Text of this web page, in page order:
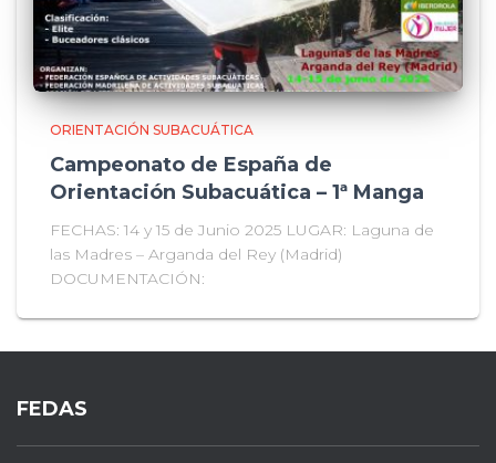
ORIENTACIÓN SUBACUÁTICA
Campeonato de España de
Orientación Subacuática – 1ª Manga
FECHAS: 14 y 15 de Junio 2025 LUGAR: Laguna de
las Madres – Arganda del Rey (Madrid)
DOCUMENTACIÓN:
FEDAS